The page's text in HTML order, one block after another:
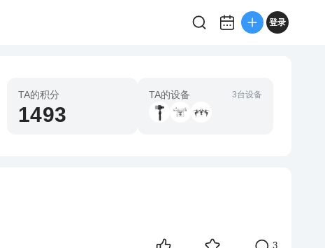
登录
TA的积分
1493
TA的设备 3台设备
3